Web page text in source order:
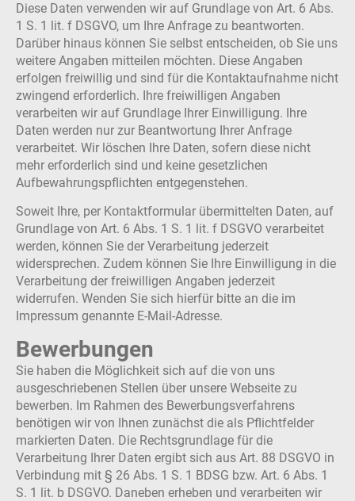
Diese Daten verwenden wir auf Grundlage von Art. 6 Abs.
1 S. 1 lit. f DSGVO, um Ihre Anfrage zu beantworten.
Darüber hinaus können Sie selbst entscheiden, ob Sie uns
weitere Angaben mitteilen möchten. Diese Angaben
erfolgen freiwillig und sind für die Kontaktaufnahme nicht
zwingend erforderlich. Ihre freiwilligen Angaben
verarbeiten wir auf Grundlage Ihrer Einwilligung. Ihre
Daten werden nur zur Beantwortung Ihrer Anfrage
verarbeitet. Wir löschen Ihre Daten, sofern diese nicht
mehr erforderlich sind und keine gesetzlichen
Aufbewahrungspflichten entgegenstehen.
Soweit Ihre, per Kontaktformular übermittelten Daten, auf
Grundlage von Art. 6 Abs. 1 S. 1 lit. f DSGVO verarbeitet
werden, können Sie der Verarbeitung jederzeit
widersprechen. Zudem können Sie Ihre Einwilligung in die
Verarbeitung der freiwilligen Angaben jederzeit
widerrufen. Wenden Sie sich hierfür bitte an die im
Impressum genannte E-Mail-Adresse.
Bewerbungen
Sie haben die Möglichkeit sich auf die von uns
ausgeschriebenen Stellen über unsere Webseite zu
bewerben. Im Rahmen des Bewerbungsverfahrens
benötigen wir von Ihnen zunächst die als Pflichtfelder
markierten Daten. Die Rechtsgrundlage für die
Verarbeitung Ihrer Daten ergibt sich aus Art. 88 DSGVO in
Verbindung mit § 26 Abs. 1 S. 1 BDSG bzw. Art. 6 Abs. 1
S. 1 lit. b DSGVO. Daneben erheben und verarbeiten wir